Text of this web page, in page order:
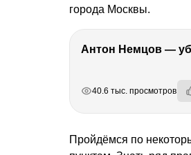
города Москвы.
40.6 тыс. просмотров
Пройдёмся по